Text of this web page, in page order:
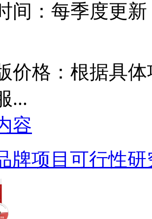
间：每季度更新
价格：根据具
...
容
牌项目可行性研